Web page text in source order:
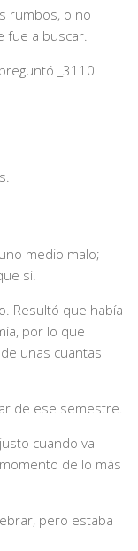
rumbos, o no
fue a buscar.
_3110
medio malo;
si.
Resultó que había
por lo que
unas cuantas
de ese semestre.
cuando va
de lo más
pero estaba